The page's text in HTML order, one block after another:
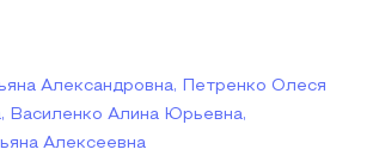
Александровна, Петренко Олеся
Василенко Алина Юрьевна,
Алексеевна